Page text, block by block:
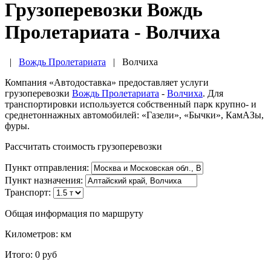
Грузоперевозки Вождь
Пролетариата - Волчиха
| Вождь Пролетариата | Волчиха
Компания «Автодоставка» предоставляет услуги
грузоперевозки Вождь Пролетариата - Волчиха. Для
транспортировки используется собственный парк крупно- и
среднетоннажных автомобилей: «Газели», «Бычки», КамАЗы,
фуры.
Рассчитать стоимость грузоперевозки
Пункт отправления:
Пункт назначения:
Транспорт:
Общая информация по маршруту
Километров: км
Итого: 0 руб